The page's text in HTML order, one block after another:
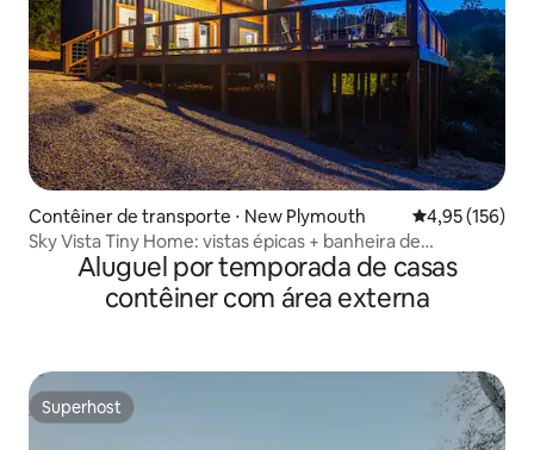
Contêiner de transporte ⋅ New Plymouth 4,95 de uma
4,95 (156)
Sky Vista Tiny Home: vistas épicas + banheira de
hidromassagem + cachorro OK
Aluguel por temporada de casas
contêiner com área externa
Superhost
Superhost